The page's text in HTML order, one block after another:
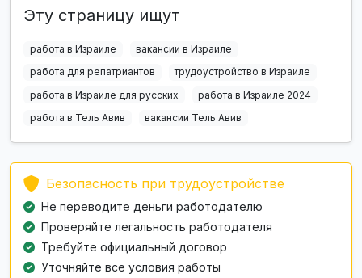
Эту страницу ищут
работа в Израиле
вакансии в Израиле
работа для репатриантов
трудоустройство в Израиле
работа в Израиле для русских
работа в Израиле 2024
работа в Тель Авив
вакансии Тель Авив
Безопасность при трудоустройстве
Не переводите деньги работодателю
Проверяйте легальность работодателя
Требуйте официальный договор
Уточняйте все условия работы